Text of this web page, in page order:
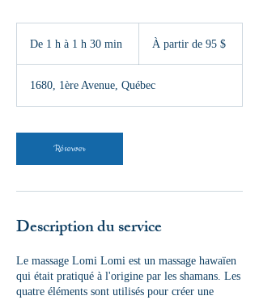
De 1 h à 1 h 30 min
à
1
0
i
partir
canadiens
À partir de 95 $
1680, 1ère Avenue, Québec
Réserver
Description du service
Le massage Lomi Lomi est un massage hawaïen
qui était pratiqué à l'origine par les shamans. Les
quatre éléments sont utilisés pour créer une